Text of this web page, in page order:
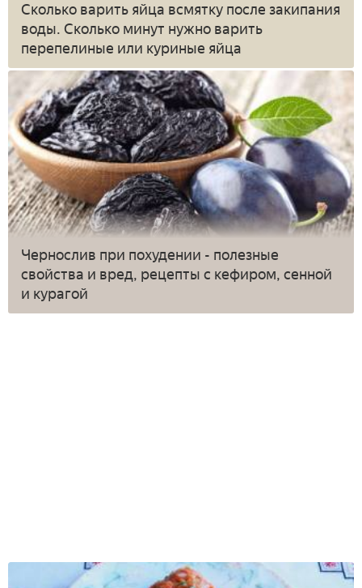
Сколько варить яйца всмятку после закипания
воды. Сколько минут нужно варить
перепелиные или куриные яйца
Чернослив при похудении - полезные
свойства и вред, рецепты с кефиром, сенной
и курагой